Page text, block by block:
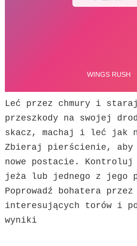
Leć przez chmury i
przeszkody na swojej
skacz, machaj i leć jak
Zbieraj pierścienie, aby
nowe postacie. Kontroluj
jeża lub jednego z jego
Poprowadź bohatera
interesujących torów i
wyniki